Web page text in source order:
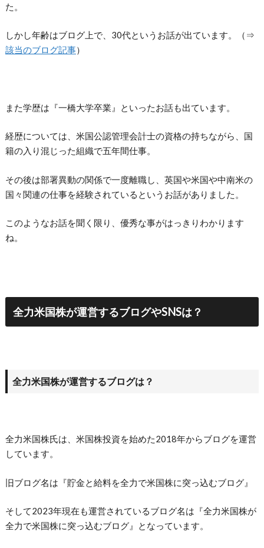
た。
しかし年齢はブログ上で、30代というお話が出ています。（⇒
該当のブログ記事）
また学歴は『一橋大学卒業』といったお話も出ています。
経歴については、米国公認管理会計士の資格の持ちながら、国
籍の入り混じった組織で五年間仕事。
その後は部署異動の関係で一度離職し、英国や米国や中南米の
国々関連の仕事を経験されているというお話がありました。
このようなお話を聞く限り、優秀な事がはっきりわかります
ね。
全力米国株が運営するブログやSNSは？
全力米国株が運営するブログは？
全力米国株氏は、米国株投資を始めた2018年からブログを運営
しています。
旧ブログ名は『貯金と給料を全力で米国株に突っ込むブログ』
そして2023年現在も運営されているブログ名は『全力米国株が
全力で米国株に突っ込むブログ』となっています。